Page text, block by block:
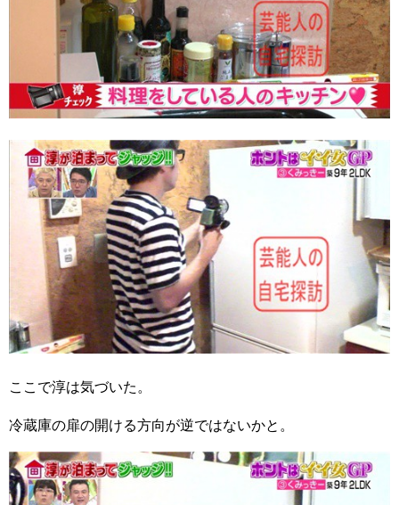
ここで淳は気づいた。
冷蔵庫の扉の開ける方向が逆ではないかと。